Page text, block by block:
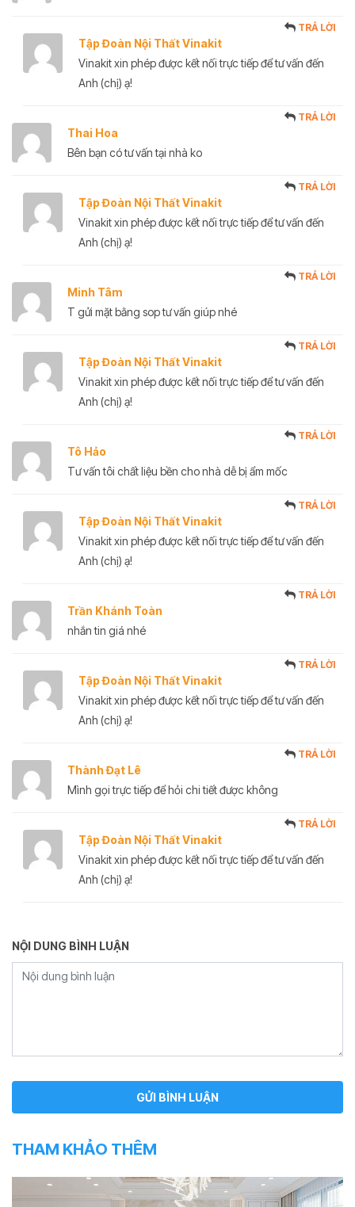
Tập Đoàn Nội Thất Vinakit
TRẢ LỜI
Vinakit xin phép được kết nối trực tiếp để tư vấn đến
Anh (chị) ạ!
Thai Hoa
TRẢ LỜI
Bên bạn có tư vấn tại nhà ko
Tập Đoàn Nội Thất Vinakit
TRẢ LỜI
Vinakit xin phép được kết nối trực tiếp để tư vấn đến
Anh (chị) ạ!
Minh Tâm
TRẢ LỜI
T gửi mặt bằng sop tư vấn giúp nhé
Tập Đoàn Nội Thất Vinakit
TRẢ LỜI
Vinakit xin phép được kết nối trực tiếp để tư vấn đến
Anh (chị) ạ!
Tô Hảo
TRẢ LỜI
Tư vấn tôi chất liệu bền cho nhà dễ bị ẩm mốc
Tập Đoàn Nội Thất Vinakit
TRẢ LỜI
Vinakit xin phép được kết nối trực tiếp để tư vấn đến
Anh (chị) ạ!
Trần Khánh Toàn
TRẢ LỜI
nhắn tin giá nhé
Tập Đoàn Nội Thất Vinakit
TRẢ LỜI
Vinakit xin phép được kết nối trực tiếp để tư vấn đến
Anh (chị) ạ!
Thành Đạt Lê
TRẢ LỜI
Mình gọi trực tiếp để hỏi chi tiết được không
Tập Đoàn Nội Thất Vinakit
TRẢ LỜI
Vinakit xin phép được kết nối trực tiếp để tư vấn đến
Anh (chị) ạ!
NỘI DUNG BÌNH LUẬN
THAM KHẢO THÊM